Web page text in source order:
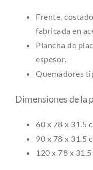
Frente,
fabricada en
Plancha de
espesor.
Quemadores
Dimensiones de la
60 x 78 x 31.5
90 x 78 x 31.5
120 x 78 x 31.5